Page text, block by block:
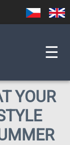
Czech English
☰
YOUR